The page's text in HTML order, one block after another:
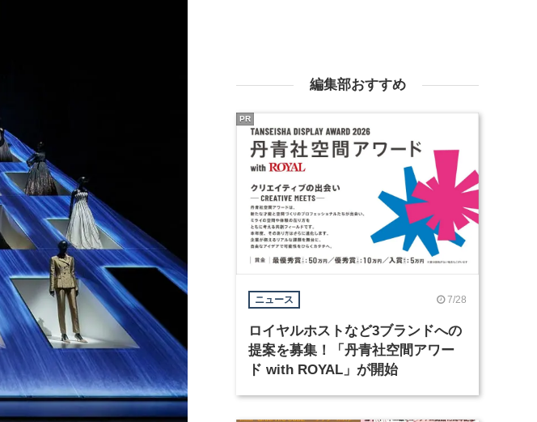
編集部おすすめ
ニュース 7/28
ロイヤルホストなど3ブランドへの
提案を募集！「丹青社空間アワー
ド with ROYAL」が開始
PR